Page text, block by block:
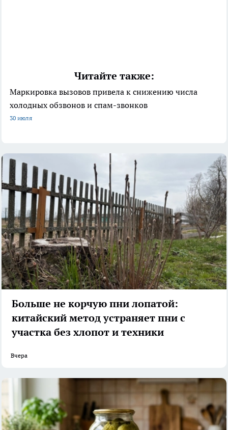
Читайте также:
Маркировка вызовов привела к снижению числа
холодных обзвонов и спам-звонков
30 июля
Больше не корчую пни лопатой:
китайский метод устраняет пни с
участка без хлопот и техники
Вчера